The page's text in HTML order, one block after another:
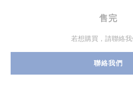
售完
若想購買，請聯絡我
聯絡我們